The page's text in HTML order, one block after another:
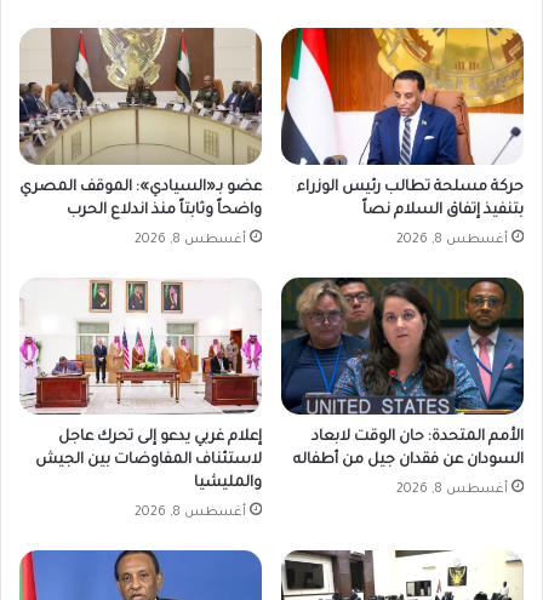
حركة مسلحة تطالب رئيس الوزراء
بتنفيذ إتفاق السلام نصاً
أغسطس 8, 2026
عضو بـ«السيادي»: الموقف المصري
واضحاً وثابتاً منذ اندلاع الحرب
أغسطس 8, 2026
الأمم المتحدة: حان الوقت لابعاد
السودان عن فقدان جيل من أطفاله
أغسطس 8, 2026
إعلام غربي يدعو إلى تحرك عاجل
لاستئناف المفاوضات بين الجيش
والمليشيا
أغسطس 8, 2026